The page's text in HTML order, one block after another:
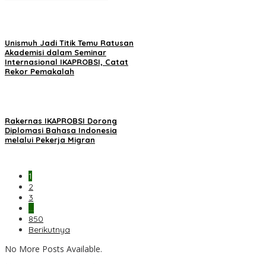
Unismuh Jadi Titik Temu Ratusan
Akademisi dalam Seminar
Internasional IKAPROBSI, Catat
Rekor Pemakalah
Rakernas IKAPROBSI Dorong
Diplomasi Bahasa Indonesia
melalui Pekerja Migran
1
2
3
…
850
Berikutnya
No More Posts Available.